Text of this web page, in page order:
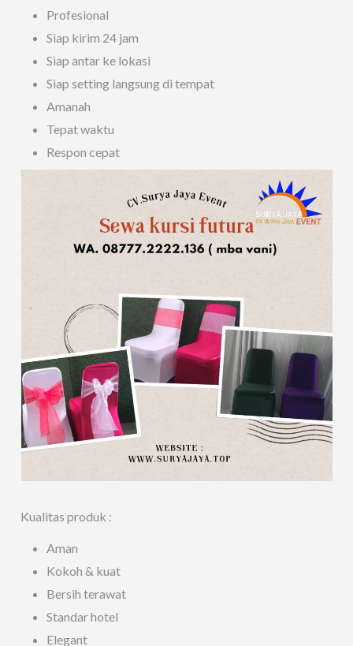
Profesional
Siap kirim 24 jam
Siap antar ke lokasi
Siap setting langsung di tempat
Amanah
Tepat waktu
Respon cepat
Kualitas produk :
Aman
Kokoh & kuat
Bersih terawat
Standar hotel
Elegant